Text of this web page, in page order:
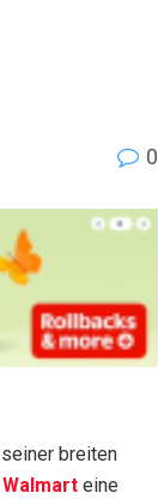
0
breiten
Walmart eine